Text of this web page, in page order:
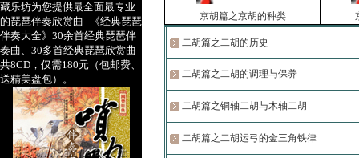
藏乐坊为您提供最全面最专业
的琵琶伴奏欣赏曲--《经典琵琶
伴奏大全》30余首经典琵琶伴
奏曲、30多首经典琵琶欣赏曲
共8CD，仅需180元（包邮费、
送精美盘包）。
京胡篇之京胡的种类
二胡篇之二胡的历史
二胡篇之二胡的调理与保养
二胡篇之铜轴二胡与木轴二胡
二胡篇之二胡运弓的金三角铁律